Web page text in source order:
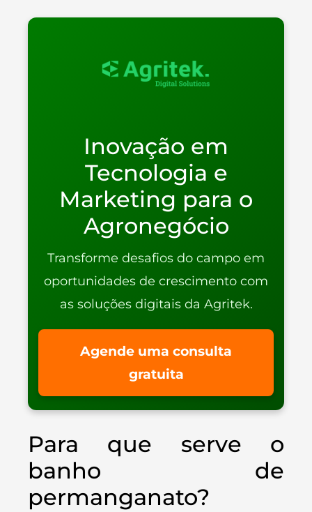
Inovação em
Tecnologia e
Marketing para o
Agronegócio
Transforme desafios do campo em
oportunidades de crescimento com
as soluções digitais da Agritek.
Agende uma consulta
gratuita
Para que serve o
banho de
permanganato?